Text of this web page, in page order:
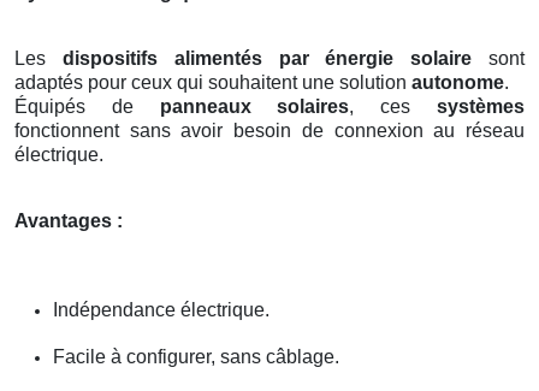
Les dispositifs alimentés par énergie solaire sont
adaptés pour ceux qui souhaitent une solution autonome.
Équipés de panneaux solaires, cessystèmes
fonctionnent sans avoir besoin de connexion au réseau
électrique.
Avantages :
Indépendance électrique.
Facile à configurer, sans câblage.